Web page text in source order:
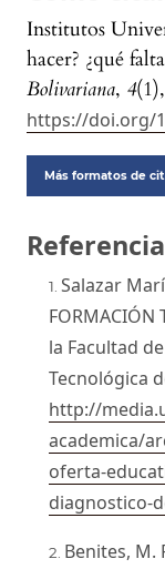
Institutos
hacer? ¿qué
Bolivariana, 4
https://doi.org/
Más formatos de
Salazar
FORMACIÓN
la Facultad
Tecnológica
http://
academica/
oferta-
diagnostico-
Benites, M.